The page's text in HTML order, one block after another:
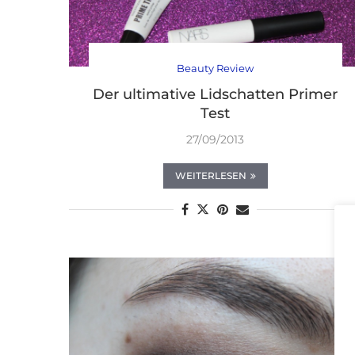
Beauty Review
Der ultimative Lidschatten Primer
Test
27/09/2013
WEITERLESEN